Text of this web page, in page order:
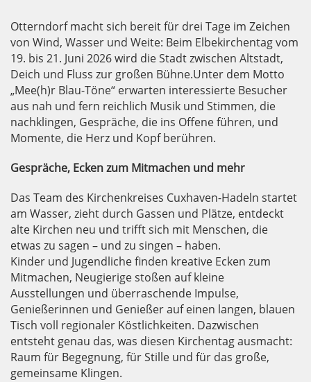
Otterndorf macht sich bereit für drei Tage im Zeichen
von Wind, Wasser und Weite: Beim Elbekirchentag vom
19. bis 21. Juni 2026 wird die Stadt zwischen Altstadt,
Deich und Fluss zur großen Bühne.Unter dem Motto
„Mee(h)r Blau-Töne“ erwarten interessierte Besucher
aus nah und fern reichlich Musik und Stimmen, die
nachklingen, Gespräche, die ins Offene führen, und
Momente, die Herz und Kopf berühren.
Gespräche, Ecken zum Mitmachen und mehr
Das Team des Kirchenkreises Cuxhaven-Hadeln startet
am Wasser, zieht durch Gassen und Plätze, entdeckt
alte Kirchen neu und trifft sich mit Menschen, die
etwas zu sagen – und zu singen – haben.
Kinder und Jugendliche finden kreative Ecken zum
Mitmachen, Neugierige stoßen auf kleine
Ausstellungen und überraschende Impulse,
Genießerinnen und Genießer auf einen langen, blauen
Tisch voll regionaler Köstlichkeiten. Dazwischen
entsteht genau das, was diesen Kirchentag ausmacht:
Raum für Begegnung, für Stille und für das große,
gemeinsame Klingen.